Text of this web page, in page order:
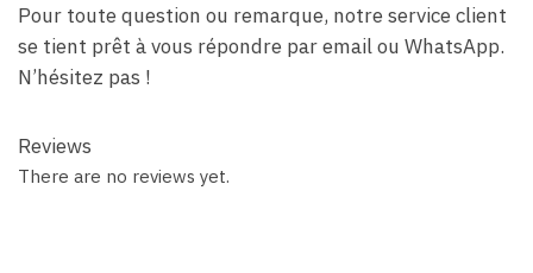
Pour toute question ou remarque, notre service client
se tient prêt à vous répondre par email ou WhatsApp.
N’hésitez pas !
Reviews
There are no reviews yet.